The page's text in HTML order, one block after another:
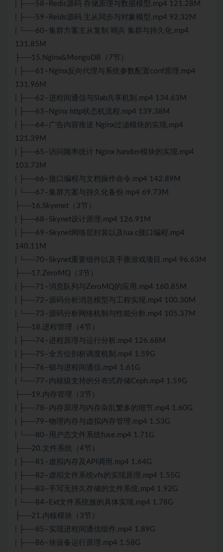
| ├──58–Redis源码 存储原理与数据模型.mp4 121.28M
| ├──59–Reids源码 主从同步与对象模型.mp4 92.32M
| └──60–集群方案主从复制 哨兵 集群与持久化.mp4
131.85M
├──15.Nginx&MongoDB（7节）
| ├──61–Nginx反向代理与系统参数配置conf原理.mp4
131.96M
| ├──62–进程间通信与Slab共享机制.mp4 134.63M
| ├──63–Nginx http状态机流程.mp4 139.38M
| ├──64–广告内容推送 Nginx过滤模块的实现.mp4
121.39M
| ├──65–访问频率统计 Nginx handler模块的实现.mp4
103.73M
| ├──66–接口编程与文档操作命令.mp4 142.89M
| └──67–集群方案与持久化备份.mp4 69.73M
├──16.Skyenet（3节）
| ├──68–Skynet设计原理.mp4 126.91M
| ├──69–Skynet网络层封装以及lua c接口编程.mp4
140.11M
| └──70–Skynet重要组件以及手撕游戏项目.mp4 96.63M
├──17.ZeroMQ（3节）
| ├──71–消息队列与ZeroMQ的应用.mp4 160.85M
| ├──72–源码分析消息模型与工程实现.mp4 100.30M
| └──73–源码分析网络机制与性能分析.mp4 105.37M
├──18.进程管理（4节）
| ├──74–进程原理与运行分析.mp4 126.68M
| ├──75–全方位剖析调度机制.mp4 1.59G
| ├──76–锁与进程间通信.mp4 1.61G
| └──77–内核级支持的分布式存储Ceph.mp4 1.59G
├──19.内存管理（3节）
| ├──78–内存原理与内存杂乱繁多的细节.mp4 1.60G
| ├──79–物理内存与虚拟内存管理.mp4 1.53G
| └──80–用户态文件系统fuse.mp4 1.71G
├──20.文件系统（4节）
| ├──81–虚拟内存及API调用.mp4 1.64G
| ├──82–虚拟文件系统vfs的实现原理.mp4 1.55G
| ├──83–手写无持久存储的文件系统.mp4 1.92G
| └──84–Ext文件系统族的具体实现.mp4 1.78G
├──21.内核模块（3节）
| ├──85–实现进程间通信组件.mp4 1.89G
| ├──86–块设备运行原理.mp4 1.58G